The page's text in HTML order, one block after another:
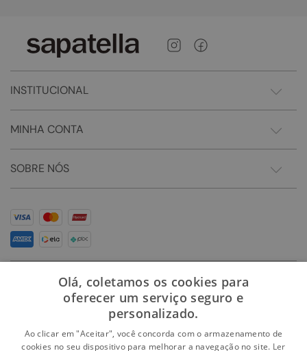
INSTITUCIONAL
MINHA CONTA
SOBRE NÓS
Olá, coletamos os cookies para
oferecer um serviço seguro e
personalizado.
Ao clicar em "Aceitar", você concorda com o armazenamento de
cookies no seu dispositivo para melhorar a navegação no site. Ler